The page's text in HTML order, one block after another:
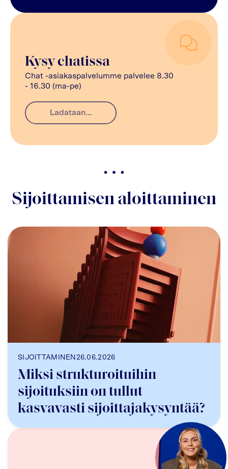
Kysy chatissa
Chat -asiakaspalvelumme palvelee 8.30
- 16.30 (ma-pe)
Ladataan...
Sijoittamisen aloittaminen
SIJOITTAMINEN 26.06.2026
Miksi strukturoituihin
sijoituksiin on tullut
kasvavasti sijoittajakysyntää?